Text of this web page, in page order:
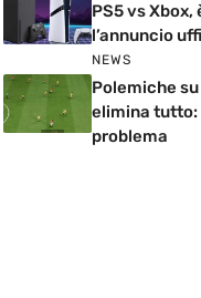
PS5 vs Xbox,
l’annuncio
NEWS
Polemiche
elimina tutto:
problema